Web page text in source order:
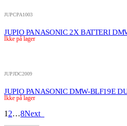
JUPCPA1003
JUPIO PANASONIC 2X BATTERI
Ikke på lager
JUPJDC2009
JUPIO PANASONIC DMW-BLF19E
Ikke på lager
1 2…8Next